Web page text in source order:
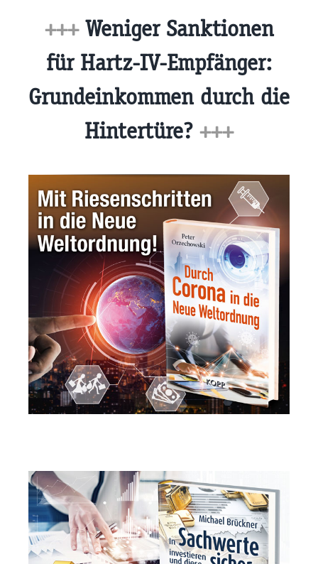
+++Weniger Sanktionen
für Hartz-IV-Empfänger:
Grundeinkommen durch die
Hintertüre? +++